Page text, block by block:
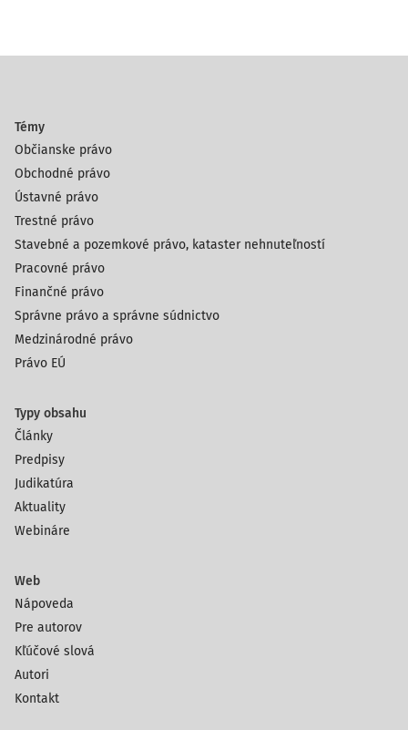
Témy
Občianske právo
Obchodné právo
Ústavné právo
Trestné právo
Stavebné a pozemkové právo, kataster nehnuteľností
Pracovné právo
Finančné právo
Správne právo a správne súdnictvo
Medzinárodné právo
Právo EÚ
Typy obsahu
Články
Predpisy
Judikatúra
Aktuality
Webináre
Web
Nápoveda
Pre autorov
Kľúčové slová
Autori
Kontakt